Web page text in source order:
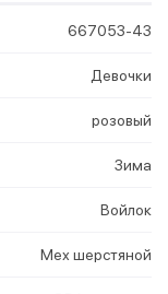
667053-43
Девочки
розовый
Зима
Войлок
Мех шерстяной